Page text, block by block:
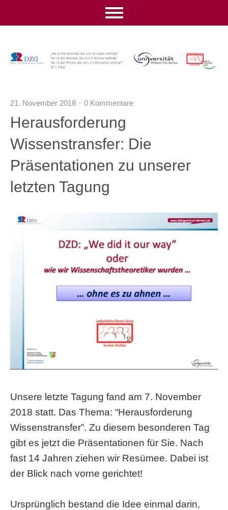
21. November 2018 0 Kommentare
Herausforderung
Wissenstransfer: Die
Präsentationen zu unserer
letzten Tagung
Unsere letzte Tagung fand am 7. November
2018 statt. Das Thema: “Herausforderung
Wissenstransfer”. Zu diesem besonderen Tag
gibt es jetzt die Präsentationen für Sie. Nach
fast 14 Jahren ziehen wir Resümee. Dabei ist
der Blick nach vorne gerichtet!
Ursprünglich bestand die Idee einmal darin,